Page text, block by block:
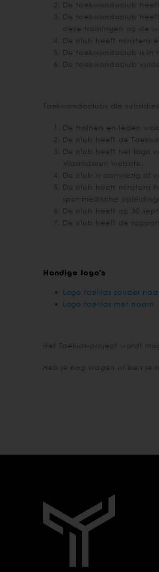
De taekwondoclub
De taekwondoclub
deze trainingen op de
De club heeft minstens
De taekwondoclub is in
De taekwondoclub
Taekwondoclubs die
De trainers en leden
De club heeft de
De club heeft het logo
Vlaanderen website.
De club is aanwezig of
De club heeft minstens
sportmedische
De club heeft op 30
De club heeft de
Handige logo's
Logo taekids zonder
Logo taekids met naam
Het Taekids-project wordt
Heb je nog vragen of ben je